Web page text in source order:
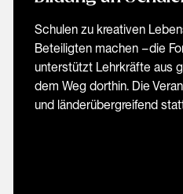
Schulen zu kreativen
Beteiligten machen – die
unterstützt Lehrkräfte aus
dem Weg dorthin. Die
und länderübergreifend